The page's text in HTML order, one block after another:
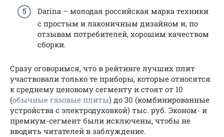
Darina – молодая российская марка техники
с простым и лаконичным дизайном и, по
отзывам потребителей, хорошим качеством
сборки.
Сразу оговоримся, что в рейтинге лучших плит
участвовали только те приборы, которые относятся
к среднему ценовому сегменту и стоят от 10
(обычные газовые плиты) до 30 (комбинированные
устройства с электродуховкой) тыс. руб. Эконом- и
премиум-сегмент были исключены, чтобы не
вводить читателей в заблуждение.